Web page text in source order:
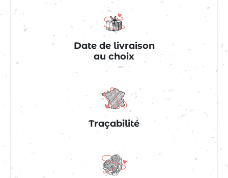
Date de livraison
au choix
Traçabilité